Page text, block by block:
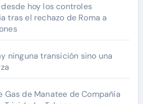
hoy los controles
tras el rechazo de Roma a
ninguna transición sino una
Gas de Manatee de Compañía